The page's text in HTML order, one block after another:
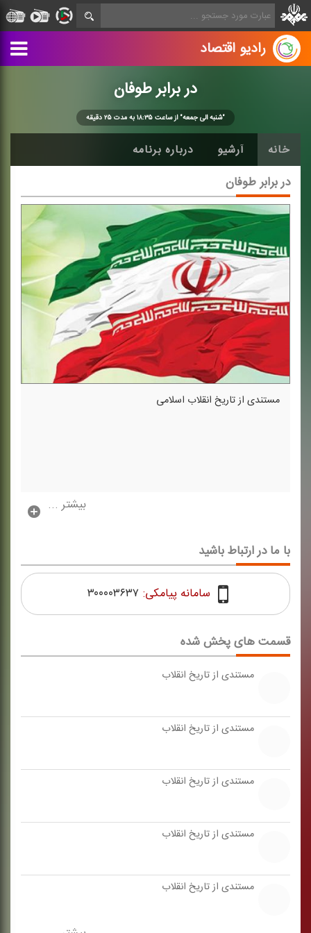
رادیو اقتصاد
در برابر طوفان
"شنبه الی جمعه" از ساعت ۱۸:۳۵ به مدت ۲۵ دقیقه
خانه آرشیو درباره برنامه
در برابر طوفان
مستندی از تاریخ انقلاب اسلامی
بیشتر ...
قسمت های پخش شده
مستندی از تاریخ انقلاب
مستندی از تاریخ انقلاب
مستندی از تاریخ انقلاب
مستندی از تاریخ انقلاب
مستندی از تاریخ انقلاب
با ما در ارتباط باشید
سامانه پیامکی: ۳۰۰۰۰۳۶۳۷